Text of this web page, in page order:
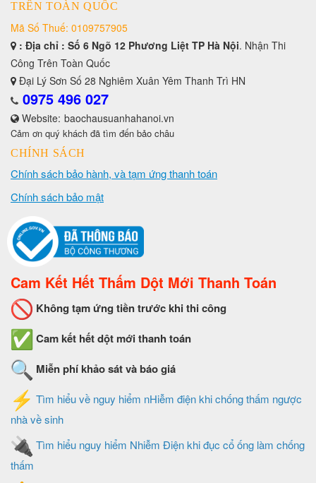
TRÊN TOÀN QUỐC
Mã Số Thuế: 0109757905
: Địa chỉ : Số 6 Ngõ 12 Phương Liệt TP Hà Nội. Nhận Thi
Công Trên Toàn Quốc
Đại Lý Sơn Số 28 Nghiêm Xuân Yêm Thanh Trì HN
0975 496 027
Website: baochausuanhahanoi.vn
Cảm ơn quý khách đã tìm đến bảo châu
CHÍNH SÁCH
Chính sách bảo hành, và tạm ứng thanh toán
Chính sách bảo mật
Cam Kết Hết Thấm Dột Mới Thanh Toán
Không tạm ứng tiền trước khi thi công
Cam kết hết dột mới thanh toán
Miễn phí khảo sát và báo giá
Tìm hiểu về nguy hiểm nHiễm điện khi chống thấm ngược
nhà về sinh
Tìm hiểu nguy hiểm Nhiễm Điện khi đục cổ ống làm chống
thấm